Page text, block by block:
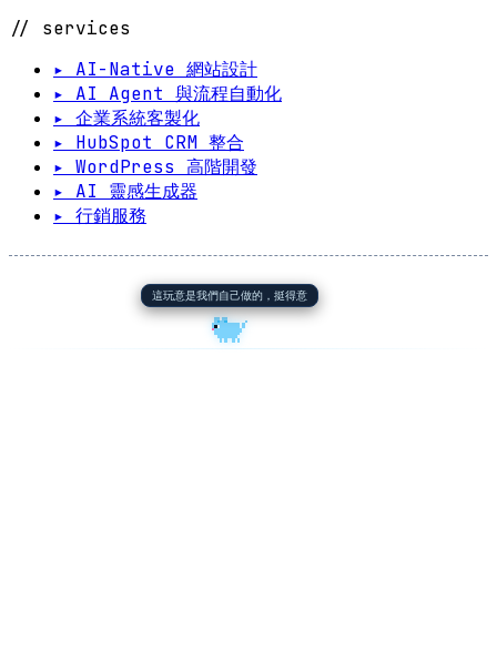
// services
▸ AI-Native 網站設計
▸ AI Agent 與流程自動化
▸ 企業系統客製化
▸ HubSpot CRM 整合
▸ WordPress 高階開發
▸ AI 靈感生成器
▸ 行銷服務
這玩意是我們自己做的，挺得意